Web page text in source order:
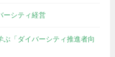
ーシティ経営
「ダイバーシティ推進者向